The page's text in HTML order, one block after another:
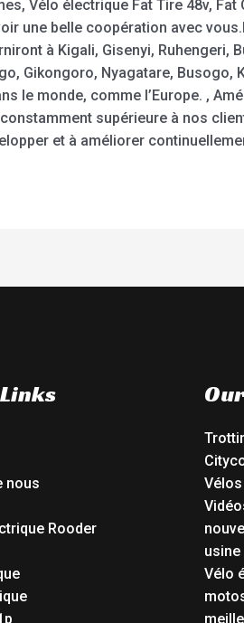
Vélo électrique Fat Tire 48v,
une belle coopération avec
à Kigali, Gisenyi, Ruhengeri,
Gikongoro, Nyagatare,
le monde, comme l’Europe. ,
supérieure à nos
et à améliorer
nous
Rooder
Vélo